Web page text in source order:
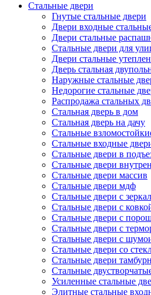
Стальные двери
Гнутые стальные двери
Двери входные
Двери стальные
Стальные двери для
Двери стальные
Дверь стальная
Наружные стальные
Недорогие стальные
Распродажа стальных
Стальная дверь в дом
Стальная дверь на дачу
Стальные
Стальные входные
Стальные двери в
Стальные двери
Стальные двери массив
Стальные двери мдф
Стальные двери с
Стальные двери с
Стальные двери с
Стальные двери с
Стальные двери с
Стальные двери со
Стальные двери
Стальные
Усиленные стальные
Элитные стальные